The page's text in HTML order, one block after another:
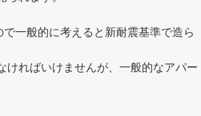
一般的に考えると新耐震基準で造ら
ければいけませんが、一般的なアパー